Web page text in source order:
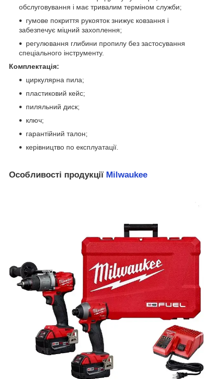
обслуговування і має тривалим терміном служби;
гумове покриття рукояток знижує ковзання і
забезпечує міцний захоплення;
регулювання глибини пропилу без застосування
спеціального інструменту.
Комплектація:
циркулярна пила;
пластиковий кейс;
пиляльний диск;
ключ;
гарантійний талон;
керівництво по експлуатації.
Особливості продукції Milwaukee